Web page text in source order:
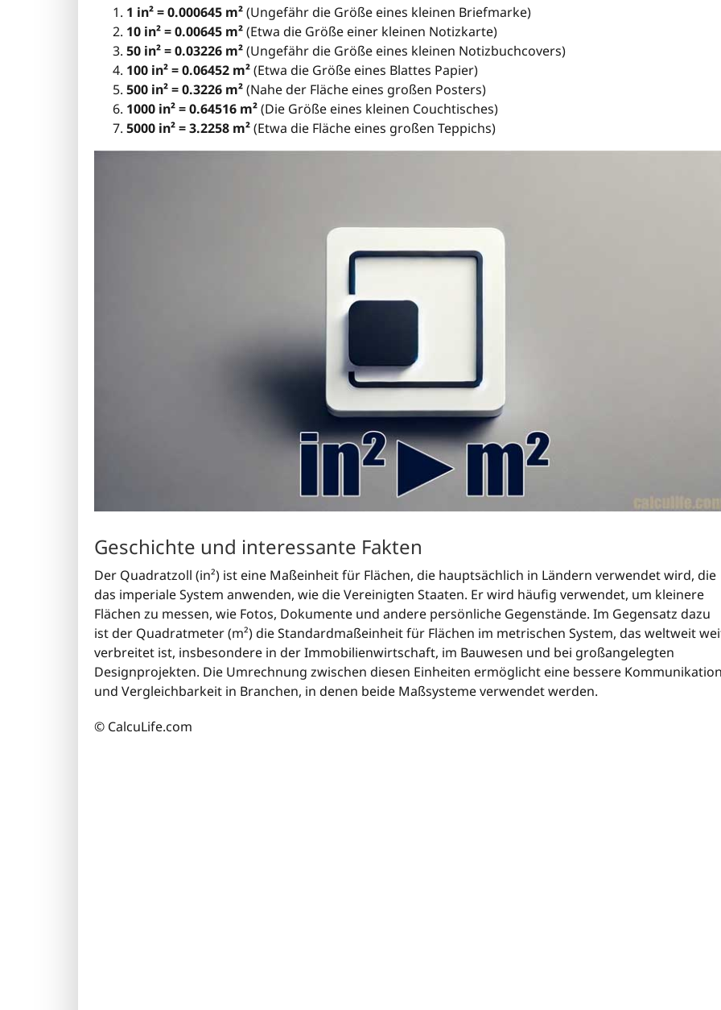
1 in² = 0.000645 m²(Ungefähr die Größe eines kleinen Briefmarke)
10 in² = 0.00645 m²(Etwa die Größe einer kleinen Notizkarte)
50 in² = 0.03226 m²(Ungefähr die Größe eines kleinen Notizbuchcovers)
100 in² = 0.06452 m²(Etwa die Größe eines Blattes Papier)
500 in² = 0.3226 m²(Nahe der Fläche eines großen Posters)
1000 in² = 0.64516 m²(Die Größe eines kleinen Couchtisches)
5000 in² = 3.2258 m²(Etwa die Fläche eines großen Teppichs)
Geschichte und interessante Fakten
Der Quadratzoll (in²) ist eine Maßeinheit für Flächen, die hauptsächlich in Ländern verwendet wird, die
das imperiale System anwenden, wie die Vereinigten Staaten. Er wird häufig verwendet, um kleinere
Flächen zu messen, wie Fotos, Dokumente und andere persönliche Gegenstände. Im Gegensatz dazu
ist der Quadratmeter (m²) die Standardmaßeinheit für Flächen im metrischen System, das weltweit
verbreitet ist, insbesondere in der Immobilienwirtschaft, im Bauwesen und bei großangelegten
Designprojekten. Die Umrechnung zwischen diesen Einheiten ermöglicht eine bessere
und Vergleichbarkeit in Branchen, in denen beide Maßsysteme verwendet werden.
© CalcuLife.com